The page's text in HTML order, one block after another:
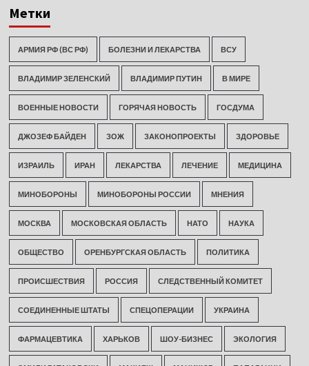
Метки
АРМИЯ РФ (ВС РФ) БОЛЕЗНИ И ЛЕКАРСТВА ВСУ
ВЛАДИМИР ЗЕЛЕНСКИЙ ВЛАДИМИР ПУТИН В МИРЕ
ВОЕННЫЕ НОВОСТИ ГОРЯЧАЯ НОВОСТЬ ГОСДУМА
ДЖОЗЕФ БАЙДЕН ЗОЖ ЗАКОНОПРОЕКТЫ ЗДОРОВЬЕ
ИЗРАИЛЬ ИРАН ЛЕКАРСТВА ЛЕЧЕНИЕ МЕДИЦИНА
МИНОБОРОНЫ МИНОБОРОНЫ РОССИИ МНЕНИЯ
МОСКВА МОСКОВСКАЯ ОБЛАСТЬ НАТО НАУКА
ОБЩЕСТВО ОРЕНБУРГСКАЯ ОБЛАСТЬ ПОЛИТИКА
ПРОИСШЕСТВИЯ РОССИЯ СЛЕДСТВЕННЫЙ КОМИТЕТ
СОЕДИНЕННЫЕ ШТАТЫ СПЕЦОПЕРАЦИИ УКРАИНА
ФАРМАЦЕВТИКА ХАРЬКОВ ШОУ-БИЗНЕС ЭКОЛОГИЯ